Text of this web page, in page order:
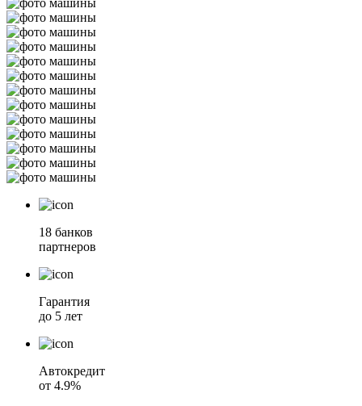
18 банков
партнеров
Гарантия
до 5 лет
Автокредит
от 4.9%